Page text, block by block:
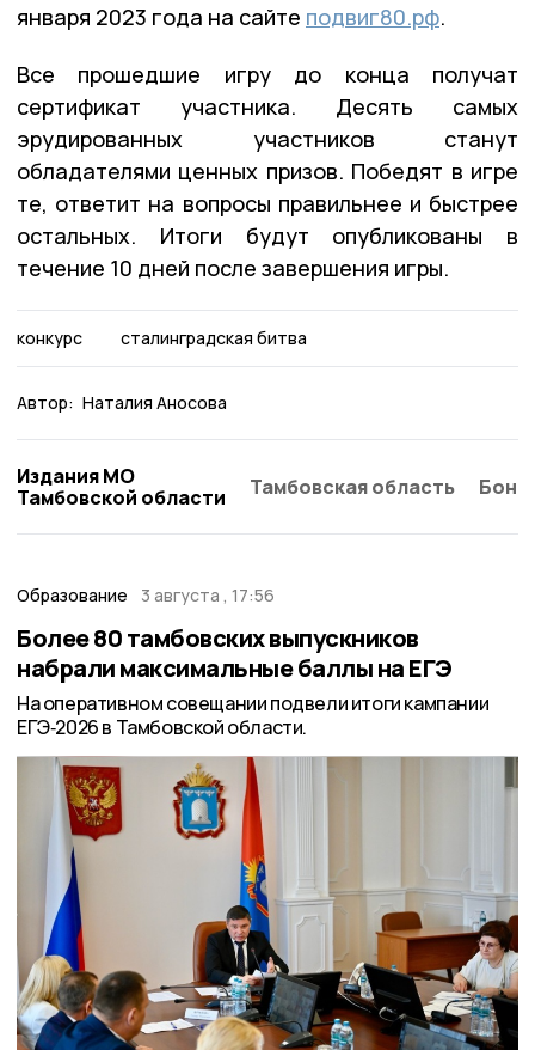
января 2023 года на сайте подвиг80.рф.
Все прошедшие игру до конца получат
сертификат участника. Десять самых
эрудированных участников станут
обладателями ценных призов. Победят в игре
те, ответит на вопросы правильнее и быстрее
остальных. Итоги будут опубликованы в
течение 10 дней после завершения игры.
конкурс сталинградская битва
Автор: Наталия Аносова
Издания МО
Тамбовской области
Тамбовская область
Образование 3 августа , 17:56
Более 80 тамбовских выпускников
набрали максимальные баллы на ЕГЭ
На оперативном совещании подвели итоги кампании
ЕГЭ‑2026 в Тамбовской области.